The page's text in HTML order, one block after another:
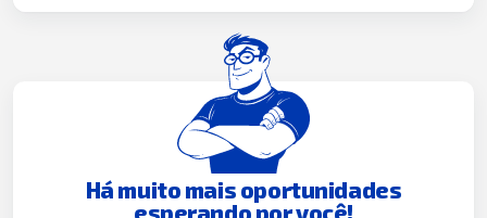
Há muito mais oportunidades
esperando por você!